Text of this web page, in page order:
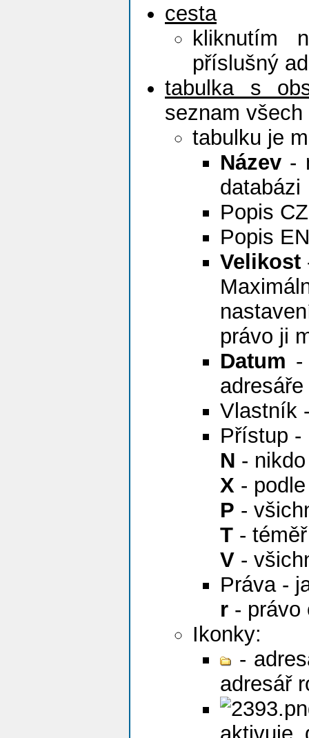
cesta
kliknutím
příslušný
tabulka s
seznam
tabulku je
Název -
databázi
Popis
Popis
Velikost
právo ji
Datum -
adresáře
Vlastník
Přístup -
N - nikdo
X -
P -
T -
V -
Práva -
r - právo
Ikonky:
-
adresář